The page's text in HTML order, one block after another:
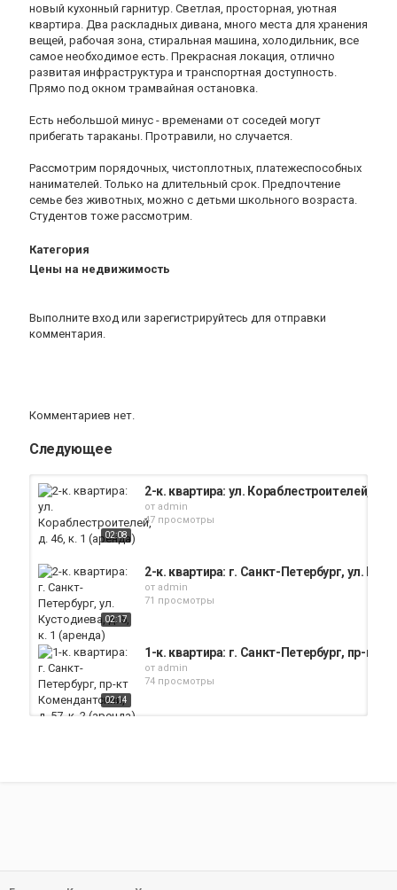
новый кухонный гарнитур. Светлая, просторная, уютная
квартира. Два раскладных дивана, много места для хранения
вещей, рабочая зона, стиральная машина, холодильник, все
самое необходимое есть. Прекрасная локация, отлично
развитая инфраструктура и транспортная доступность.
Прямо под окном трамвайная остановка.
Есть небольшой минус - временами от соседей могут
прибегать тараканы. Протравили, но случается.
Рассмотрим порядочных, чистоплотных, платежеспособных
нанимателей. Только на длительный срок. Предпочтение
семье без животных, можно с детьми школьного возраста.
Студентов тоже рассмотрим.
Категория
Цены на недвижимость
Выполните вход или зарегистрируйтесь для отправки
комментария.
Комментариев нет.
Следующее
02:08
2-к. квартира: ул. Кораблестроителей, д.
от admin
47 просмотры
02:17
2-к. квартира: г. Санкт-Петербург, ул.
от admin
71 просмотры
02:14
1-к. квартира: г. Санкт-Петербург, пр-кт
от admin
74 просмотры